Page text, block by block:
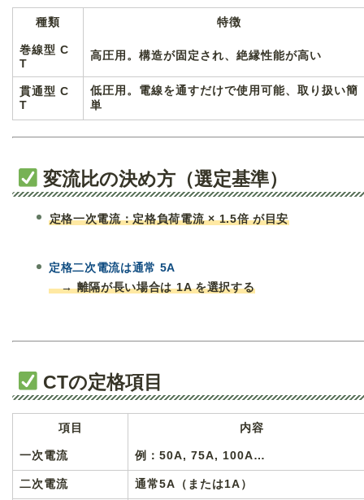
種類 特徴
巻線型 C
T
高圧用。構造が固定され、絶縁性能が高い
貫通型 C
T
低圧用。電線を通すだけで使用可能、取り扱い簡
単
変流比の決め方（選定基準）
定格一次電流：定格負荷電流 × 1.5倍 が目安
定格二次電流は通常 5A
→ 離隔が長い場合は 1A を選択する
CTの定格項目
項目 内容
一次電流 例：50A, 75A, 100A…
二次電流 通常5A（または1A）